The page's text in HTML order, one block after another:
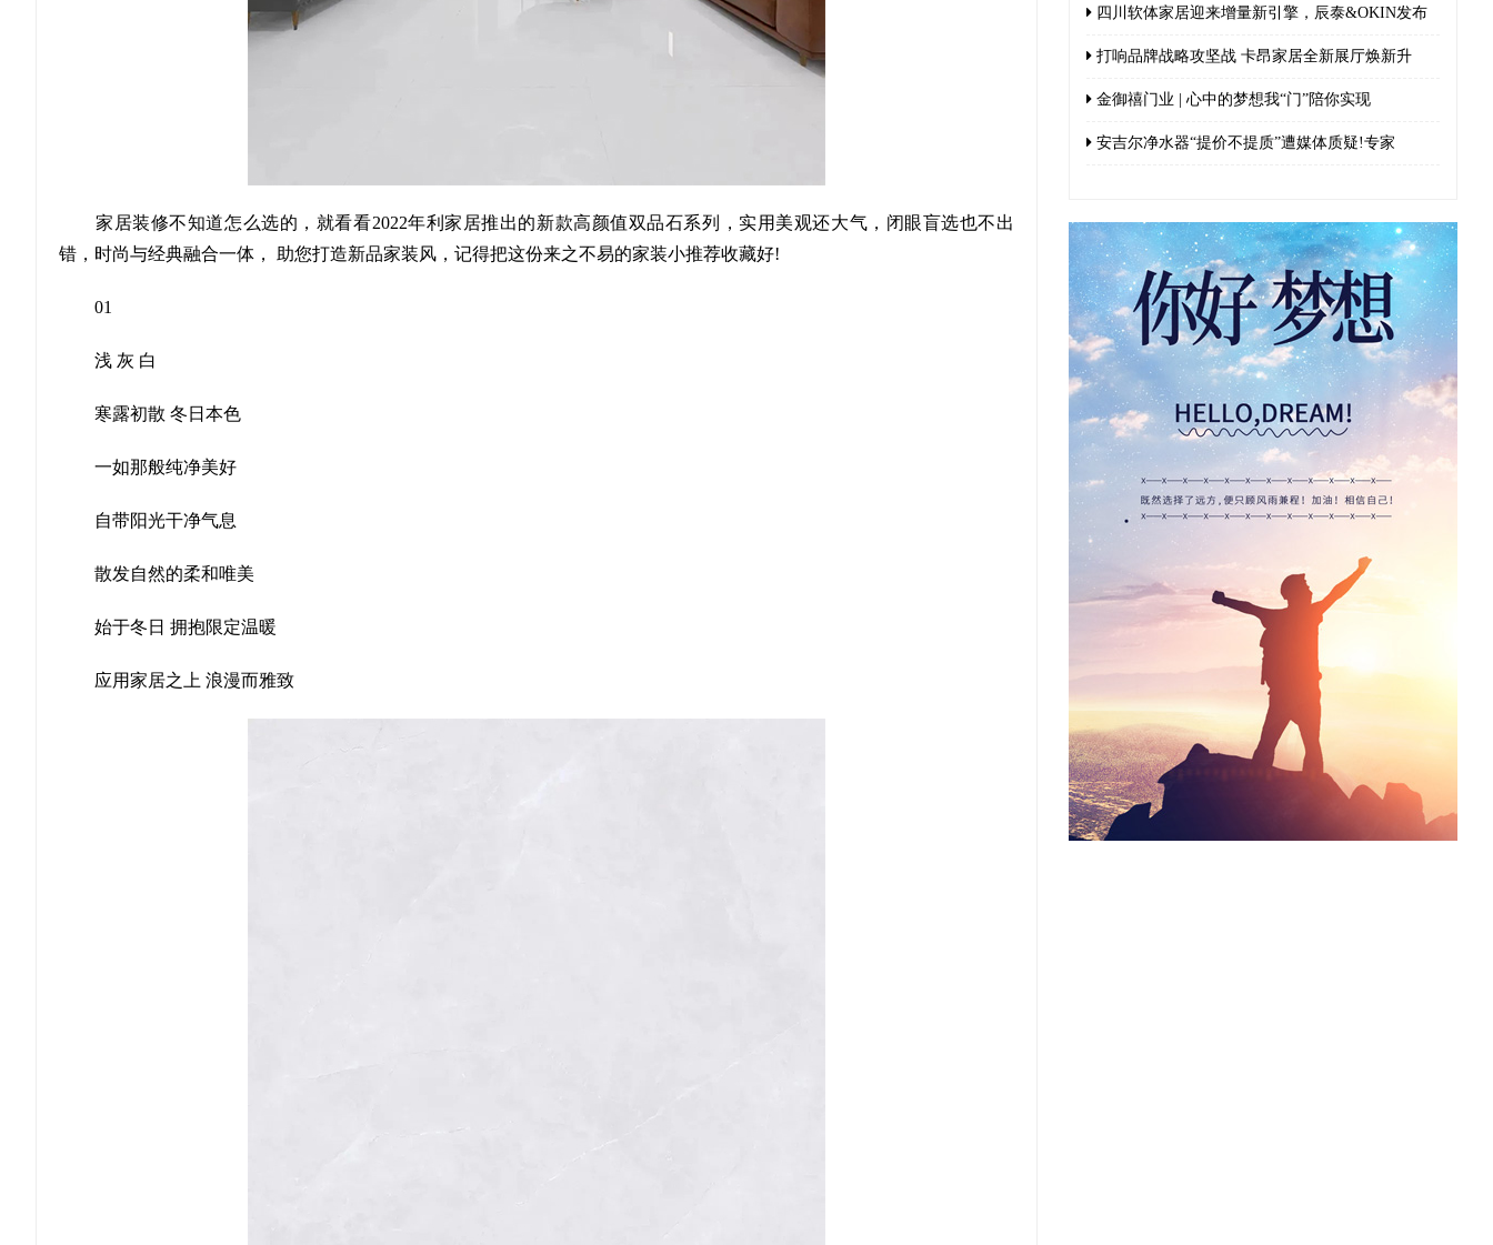
家居装修不知道怎么选的，就看看2022年利家居推出的新款高颜值双品石系列，实用美观还大气，闭眼盲选也不出
错，时尚与经典融合一体， 助您打造新品家装风，记得把这份来之不易的家装小推荐收藏好!
01
浅 灰 白
寒露初散 冬日本色
一如那般纯净美好
自带阳光干净气息
散发自然的柔和唯美
始于冬日 拥抱限定温暖
应用家居之上 浪漫而雅致
四川软体家居迎来增量新引擎，辰泰&OKIN发布
打响品牌战略攻坚战 卡昂家居全新展厅焕新升
金御禧门业 | 心中的梦想我“门”陪你实现
安吉尔净水器“提价不提质”遭媒体质疑!专家